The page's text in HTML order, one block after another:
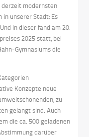
derzeit modernsten
unserer Stadt: Es
in dieser fand am 20.
2025 statt, bei
Gymnasiums die
Konzepte neue
zu
gelangt sind. Auch
die ca. 500 geladenen
darüber